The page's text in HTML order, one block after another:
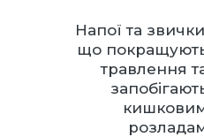
Напої та
що
травлення